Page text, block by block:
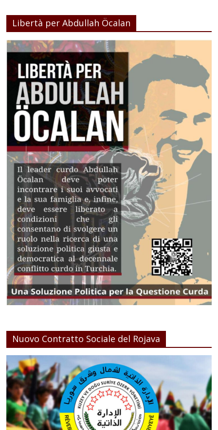
Libertà per Abdullah Öcalan
Nuovo Contratto Sociale del Rojava